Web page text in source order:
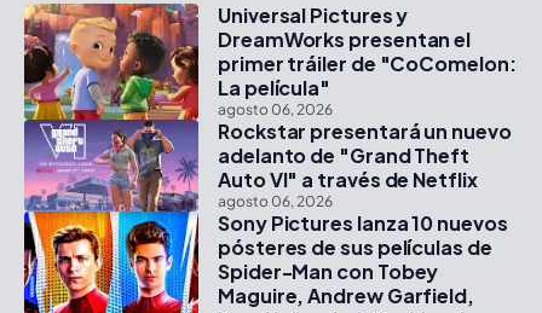
Universal Pictures y
DreamWorks presentan el
primer tráiler de "CoComelon:
La película"
agosto 06, 2026
Rockstar presentará un nuevo
adelanto de "Grand Theft
Auto VI" a través de Netflix
agosto 06, 2026
Sony Pictures lanza 10 nuevos
pósteres de sus películas de
Spider-Man con Tobey
Maguire, Andrew Garfield,